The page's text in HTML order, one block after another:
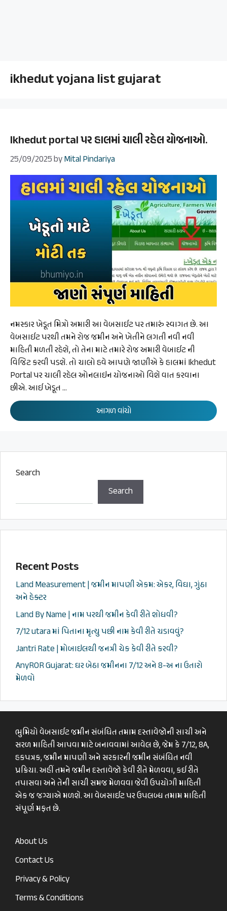
ikhedut yojana list gujarat
Ikhedut portal પર હાલમાં ચાલી રહેલ યોજનાઓ.
25/09/2025byMital Pindariya
નમસ્કાર ખેડૂત મિત્રો અમારી આ વેબસાઈટ પર તમારું સ્વાગત છે. આ
વેબસાઈટ પરથી તમને રોજ જમીન અને ખેતીને લગતી નવી નવી
માહિતી મળતી રહેશે, તો તેના માટે તમારે રોજ અમારી વેબાઈટ ની
વિજિટ કરવી પડશે. તો ચાલો હવે આપણે જાણીએ કે હાલમાં Ikhedut
Portal પર ચાલી રહેલ ઓનલાઇન યોજનાઓ વિશે વાત કરવાના
છીએ. આઈ ખેડૂત …
આગળ વાંચો
Search
Search
Recent Posts
Land Measurement | જમીન માપણી એકમ: એકર, વિઘા, ગુંઠા
અને હેક્ટર
Land By Name | નામ પરથી જમીન કેવી રીતે શોધવી?
7/12 utara માં પિતાના મૃત્યુ પછી નામ કેવી રીતે ચડાવવું?
Jantri Rate | મોબાઇલથી જનત્રી ચેક કેવી રીતે કરવી?
AnyROR Gujarat: ઘર બેઠા જમીનના 7/12 અને 8-અ ના ઉતારો
મેળવો
ભુમિયો વેબસાઈટ જમીન સંબંધિત તમામ દસ્તાવેજોની સાચી અને
સરળ માહિતી આપવા માટે બનાવવામાં આવેલ છે, જેમ કે 7/12, 8A,
હકપત્રક, જમીન માપણી અને સરકારની જમીન સંબંધિત નવી
પ્રક્રિયા. અહીં તમને જમીન દસ્તાવેજો કેવી રીતે મેળવવા, કઈ રીતે
તપાસવા અને તેની સાચી સમજ મેળવવા જેવી ઉપયોગી માહિતી
એક જ જગ્યાએ મળશે. આ વેબસાઈટ પર ઉપલબ્ધ તમામ માહિતી
સંપૂર્ણ મફત છે.
About Us
Contact Us
Privacy & Policy
Terms & Conditions